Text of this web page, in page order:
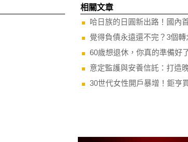
相關文章
哈日族的日圓新出路！國內
覺得負債永遠還不完？3個
60歲想退休，你真的準備好
意定監護與安養信託：打造
30世代女性開戶暴增！鉅亨